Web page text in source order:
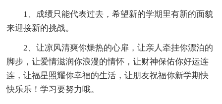
1、成绩只能代表过去，希望新的学期里有新的面貌
来迎接新的挑战。
2、让凉风清爽你燥热的心扉，让亲人牵挂你漂泊的
脚步，让爱情滋润你浪漫的情怀，让财神保佑你好运连
连，让福星照耀你幸福的生活，让朋友祝福你新学期快
快乐乐！学习要努力哦。